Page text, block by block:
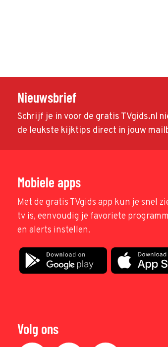
Nieuwsbrief
Schrijf je in voor de gratis TVgids.nl
de leukste kijktips direct in jouw
Mobiele apps
Met de gratis TVgids app kun je snel
tv is, eenvoudig je favoriete
en alerts instellen.
Volg ons